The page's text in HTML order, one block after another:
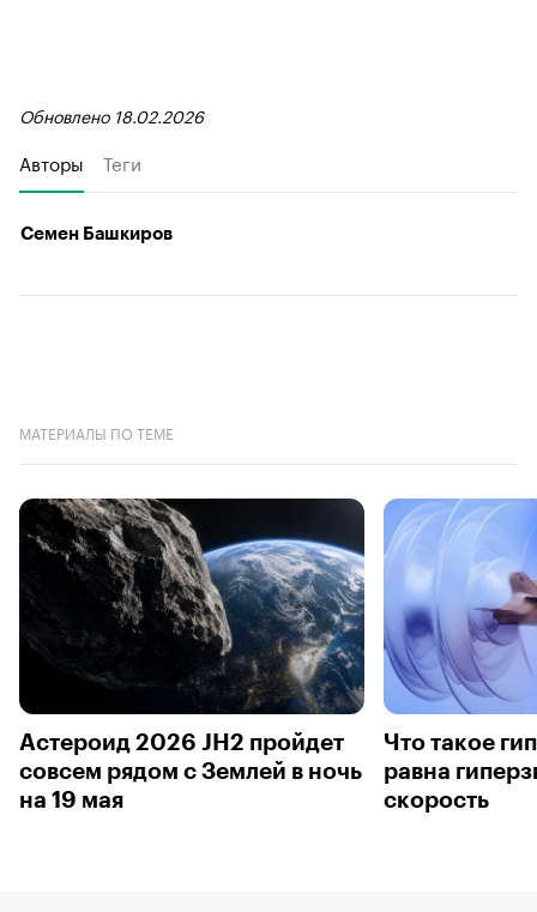
Обновлено 18.02.2026
Авторы Теги
Семен Башкиров
МАТЕРИАЛЫ ПО ТЕМЕ
Астероид 2026 JH2 пройдет
совсем рядом с Землей в ночь
на 19 мая
Что такое
равна
скорость